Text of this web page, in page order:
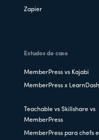
Zapier
Estudos de caso
MemberPress vs Kajabi
MemberPress x LearnDash
Teachable vs Skillshare vs
MemberPress
MemberPress para chefs e